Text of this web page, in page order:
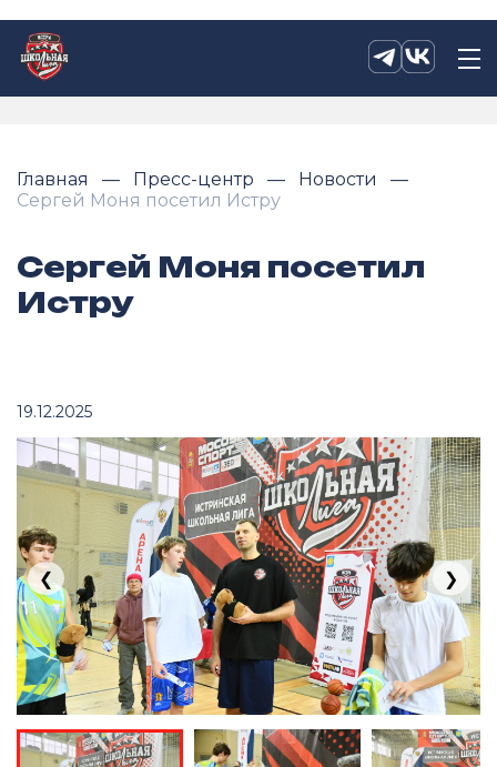
Главная Пресс-центр
Новости
Сергей Моня посетил Истру
Сергей Моня посетил
Истру
19.12.2025
❮ ❯